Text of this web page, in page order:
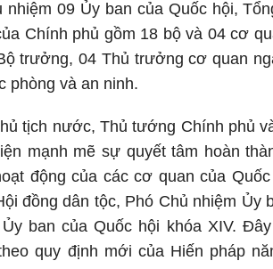
09 Ủy ban của Quốc hội,
Chính phủ gồm 18 bộ và 04 cơ
trưởng, 04 Thủ trưởng cơ quan
phòng và an ninh.
tịch nước, Thủ tướng Chính phủ
mạnh mẽ sự quyết tâm hoàn
động của các cơ quan của
đồng dân tộc, Phó Chủ nhiệm Ủy
ban của Quốc hội khóa XIV.
quy định mới của Hiến pháp